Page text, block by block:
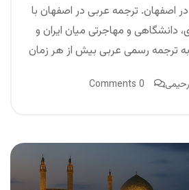
در اصفهان. ترجمه عربی در اصفهان با
دانشگاهی و مهاجرتی میان ایران و
ترجمه رسمی عربی بیش از هر زمان
0 Comments